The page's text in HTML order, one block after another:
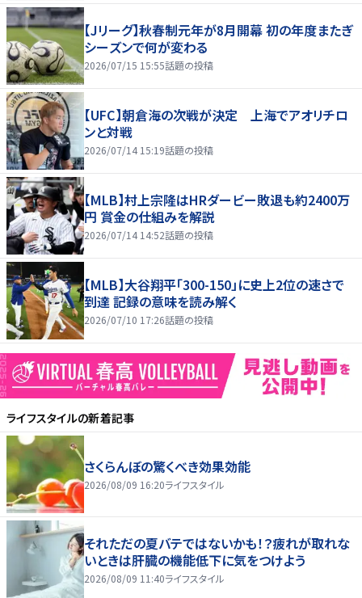
【Jリーグ】秋春制元年が8月開幕 初の年度またぎ
シーズンで何が変わる
2026/07/15 15:55話題の投稿
【UFC】朝倉海の次戦が決定 上海でアオリチロ
ンと対戦
2026/07/14 15:19話題の投稿
【MLB】村上宗隆はHRダービー敗退も約2400万
円 賞金の仕組みを解説
2026/07/14 14:52話題の投稿
【MLB】大谷翔平「300-150」に史上2位の速さで
到達 記録の意味を読み解く
2026/07/10 17:26話題の投稿
ライフスタイルの新着記事
さくらんぼの驚くべき効果効能
2026/08/09 16:20ライフスタイル
それただの夏バテではないかも！？疲れが取れな
いときは肝臓の機能低下に気をつけよう
2026/08/09 11:40ライフスタイル